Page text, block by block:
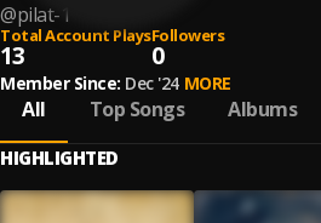
@pilat-1
Total Account Plays
13
Followers
0
Member Since: Dec '24 MORE
All Top Songs Albums
HIGHLIGHTED